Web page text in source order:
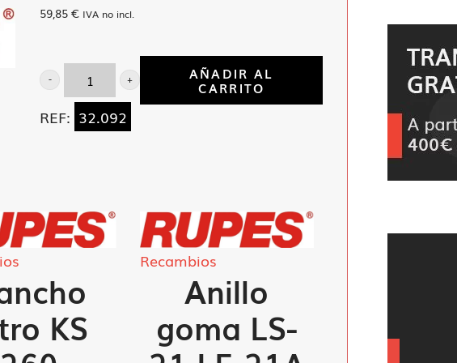
59,85 € IVA no incl.
Carcasa
engranajes
AÑADIR AL
CARRITO
REF: 32.092
KS
Recambios
Anillo
goma LS-